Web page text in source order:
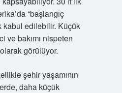
“başlangıç
kabul edilebilir. Küçük
ve bakımı nispeten
görülüyor.
şehir yaşamının
daha küçük